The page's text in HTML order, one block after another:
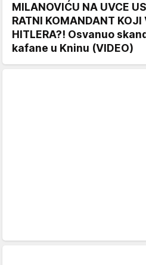
MILANOVIĆU NA UVCE
RATNI KOMANDANT KOJI
HITLERA?! Osvanuo
kafane u Kninu (VIDEO)